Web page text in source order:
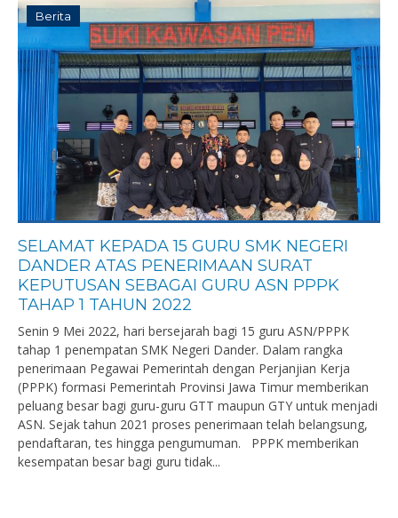
Berita
SELAMAT KEPADA 15 GURU SMK NEGERI
DANDER ATAS PENERIMAAN SURAT
KEPUTUSAN SEBAGAI GURU ASN PPPK
TAHAP 1 TAHUN 2022
Senin 9 Mei 2022, hari bersejarah bagi 15 guru ASN/PPPK
tahap 1 penempatan SMK Negeri Dander. Dalam rangka
penerimaan Pegawai Pemerintah dengan Perjanjian Kerja
(PPPK) formasi Pemerintah Provinsi Jawa Timur memberikan
peluang besar bagi guru-guru GTT maupun GTY untuk menjadi
ASN. Sejak tahun 2021 proses penerimaan telah belangsung,
pendaftaran, tes hingga pengumuman. PPPK memberikan
kesempatan besar bagi guru tidak...